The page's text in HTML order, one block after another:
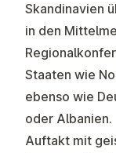
Skandinavien
in den
Staaten wie
ebenso wie
oder Albanien.
Auftakt mit